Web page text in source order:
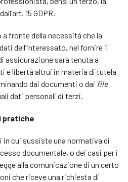
15 GDPR.
fronte della necessità che la
dell’interessato, nel fornire il
assicurazione sarà tenuta a
e libertà altrui in materia di tutela
dai documenti o dai file
dati personali di terzi.
pratiche
in cui sussiste una normativa di
documentale, o dei casi per i
alla comunicazione di un certo
che riceve una richiesta di